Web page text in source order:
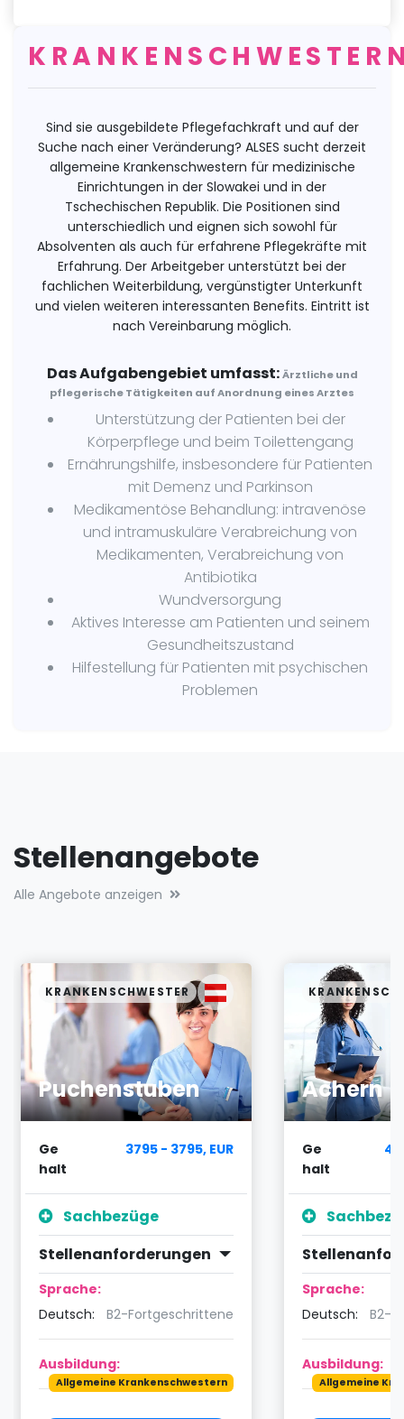
Sind sie ausgebildete Pflegefachkraft und auf der
Suche nach einer Veränderung? ALSES sucht derzeit
allgemeine Krankenschwestern für medizinische
Einrichtungen in der Slowakei und in der
Tschechischen Republik. Die Positionen sind
unterschiedlich und eignen sich sowohl für
Absolventen als auch für erfahrene Pflegekräfte mit
Erfahrung. Der Arbeitgeber unterstützt bei der
fachlichen Weiterbildung, vergünstigter Unterkunft
und vielen weiteren interessanten Benefits. Eintritt ist
nach Vereinbarung möglich.
Das Aufgabengebiet umfasst:Ärztliche und
pflegerische Tätigkeiten auf Anordnung eines Arztes
Unterstützung der Patienten bei der
Körperpflege und beim Toilettengang
Ernährungshilfe, insbesondere für Patienten
mit Demenz und Parkinson
Medikamentöse Behandlung: intravenöse
und intramuskuläre Verabreichung von
Medikamenten, Verabreichung von
Antibiotika
Wundversorgung
Aktives Interesse am Patienten und seinem
Gesundheitszustand
Hilfestellung für Patienten mit psychischen
Problemen
Stellenangebote
Alle Angebote anzeigen
Puchenstuben
KRANKENSCHWESTER
Ge
halt
3795 - 3795, EUR
Sachbezüge
Stellenanforderungen
Sprache:
Deutsch:
B2-Fortgeschrittene
Ausbildung:
Allgemeine Krankenschwestern
Achern
Ge
halt
Sprache:
Deutsch:
B2-
Ausbildung:
Allgemeine